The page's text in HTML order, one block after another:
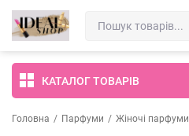
КАТАЛОГ ТОВАРІВ
Головна / Парфуми / Жіночі парфуми